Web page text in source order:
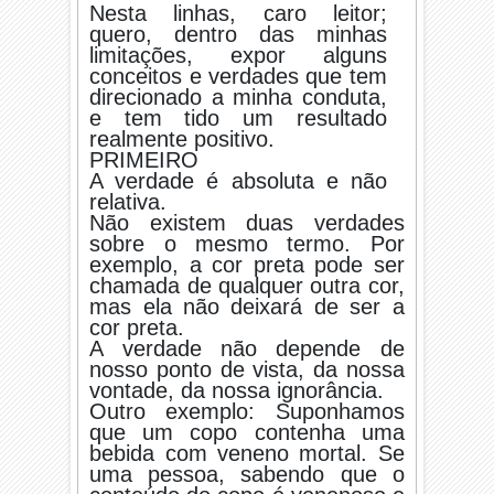
Nesta linhas, caro leitor;
quero, dentro das minhas
limitações, expor alguns
conceitos e verdades que tem
direcionado a minha conduta,
e tem tido um resultado
realmente positivo.
PRIMEIRO
A verdade é absoluta e não
relativa.
Não existem duas verdades
sobre o mesmo termo. Por
exemplo, a cor preta pode ser
chamada de qualquer outra cor,
mas ela não deixará de ser a
cor preta.
A verdade não depende de
nosso ponto de vista, da nossa
vontade, da nossa ignorância.
Outro exemplo: Suponhamos
que um copo contenha uma
bebida com veneno mortal. Se
uma pessoa, sabendo que o